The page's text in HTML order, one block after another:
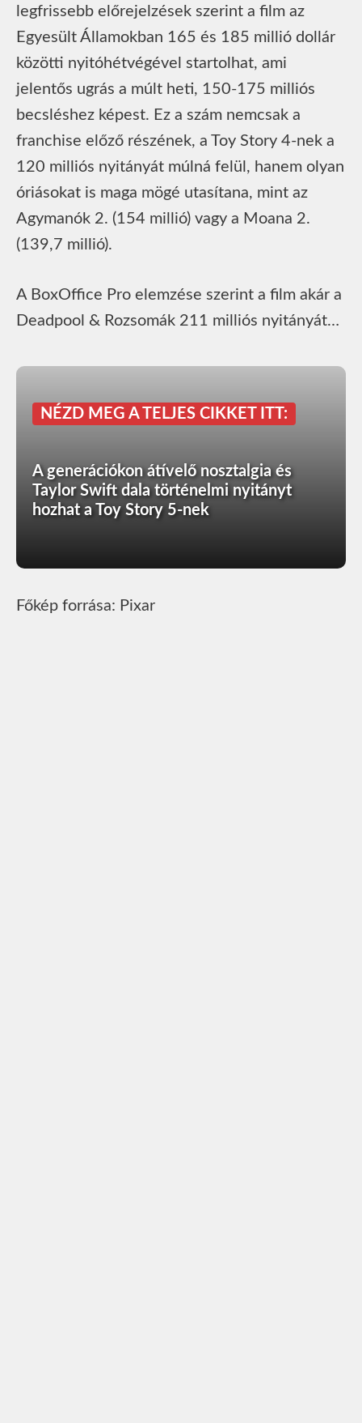
legfrissebb előrejelzések szerint a film az
Egyesült Államokban 165 és 185 millió dollár
közötti nyitóhétvégével startolhat, ami
jelentős ugrás a múlt heti, 150-175 milliós
becsléshez képest. Ez a szám nemcsak a
franchise előző részének, a Toy Story 4-nek a
120 milliós nyitányát múlná felül, hanem olyan
óriásokat is maga mögé utasítana, mint az
Agymanók 2. (154 millió) vagy a Moana 2.
(139,7 millió).
A BoxOffice Pro elemzése szerint a film akár a
Deadpool & Rozsomák 211 milliós nyitányát…
NÉZD MEG A TELJES CIKKET ITT:
A generációkon átívelő nosztalgia és
Taylor Swift dala történelmi nyitányt
hozhat a Toy Story 5-nek
Főkép forrása: Pixar